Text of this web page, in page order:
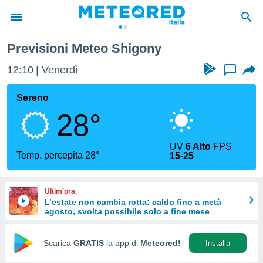
di
per
le
di
Web
Previsioni Meteo Shigony
12:10 Venerdì ...
Sereno
28°
Temp. percepita 28°
UV6 Alto FPS
15-25
Ultim'ora.
L’estate non cambia rotta: caldo fino a metà
agosto, svolta possibile solo a fine mese
Scarica GRATIS la app di Meteored! Installa